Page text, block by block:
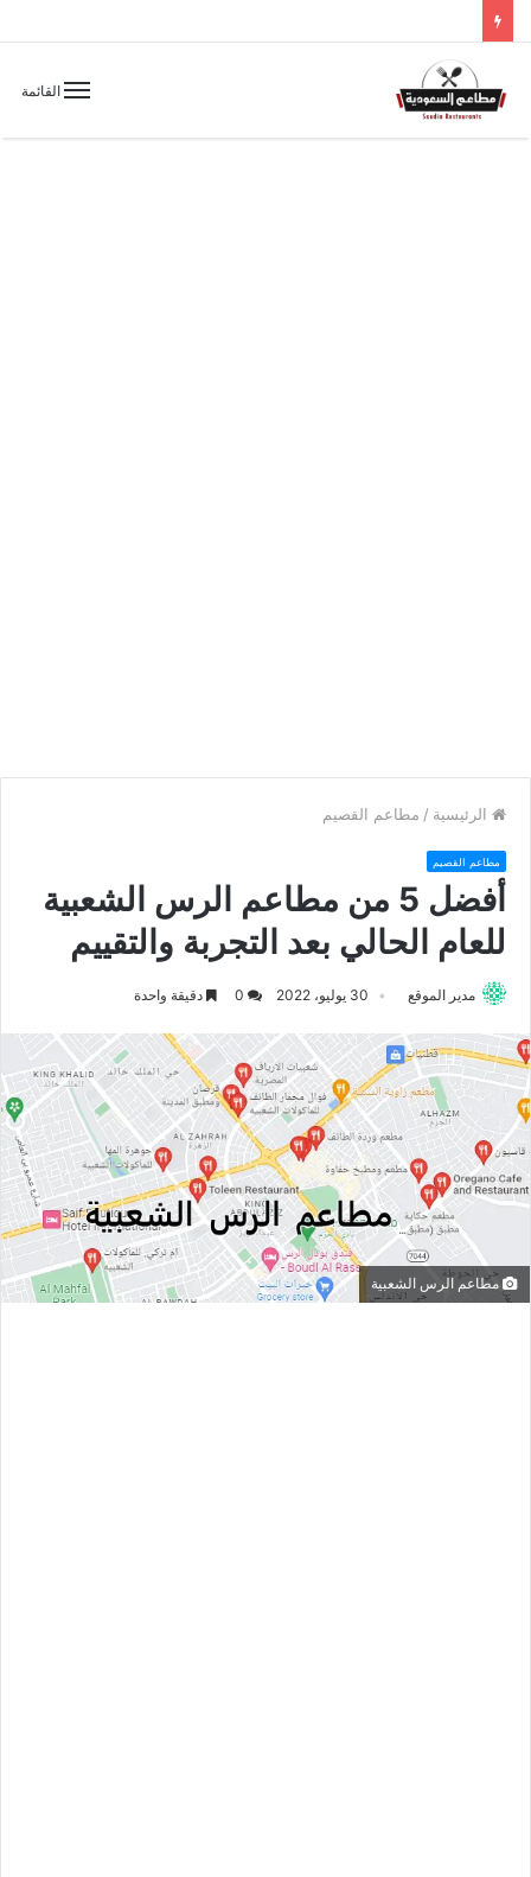
القائمة
الرئيسية / مطاعم القصيم
مطاعم القصيم
أفضل 5 من مطاعم الرس الشعبية
للعام الحالي بعد التجربة والتقييم
مدير الموقع 30 يوليو، 2022 دقيقة واحدة
مطاعم الرس الشعبية